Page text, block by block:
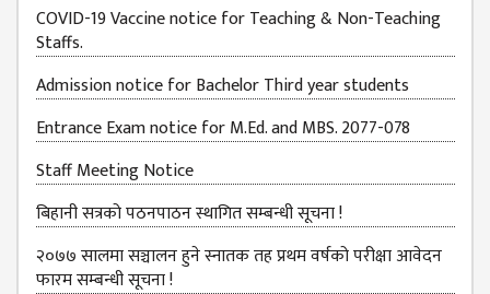
VIDEO
GALLERY
FEEDBACK
FAQ
CONTACT
COVID-19 Vaccine notice for Teaching & Non-Teaching
Staffs.
Admission notice for Bachelor Third year students
Entrance Exam notice for M.Ed. and MBS. 2077-078
Staff Meeting Notice
बिहानी सत्रको पठनपाठन स्थागित सम्बन्धी सूचना !
२०७७ सालमा सञ्चालन हुने स्नातक तह प्रथम वर्षको परीक्षा आवेदन
फारम सम्बन्धी सूचना !